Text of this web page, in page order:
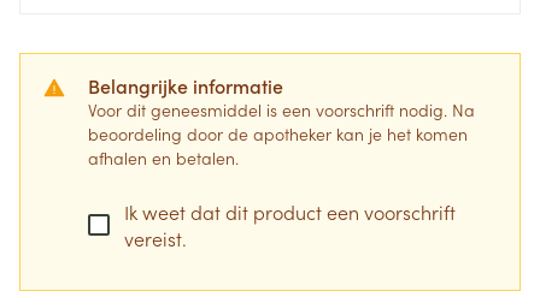
Belangrijke informatie
Voor dit geneesmiddel is een voorschrift nodig. Na
beoordeling door de apotheker kan je het komen
afhalen en betalen.
Ik weet dat dit product een voorschrift
vereist.